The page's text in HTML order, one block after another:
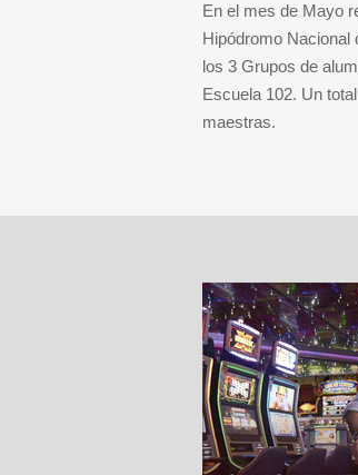
En el mes de Mayo
Hipódromo Nacional
los 3 Grupos de
Escuela 102. Un
maestras.